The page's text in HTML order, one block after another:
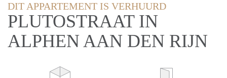
DIT APPARTEMENT IS VERHUURD
PLUTOSTRAAT IN
ALPHEN AAN DEN RIJN